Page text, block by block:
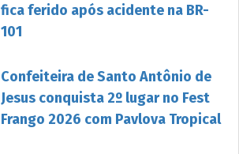
fica ferido após acidente na BR-
101
Confeiteira de Santo Antônio de
Jesus conquista 2º lugar no Fest
Frango 2026 com Pavlova Tropical